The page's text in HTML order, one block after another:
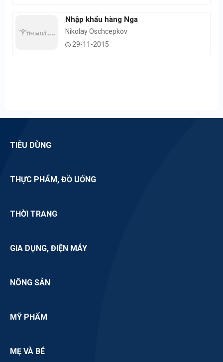
Nhập khẩu hàng Nga
Nikolay Oschcepkov
29-11-2015
TIÊU DÙNG
THỰC PHẨM, ĐỒ UỐNG
THỜI TRANG
GIA DỤNG, ĐIỆN MÁY
NÔNG SẢN
MỸ PHẨM
MẸ VÀ BÉ